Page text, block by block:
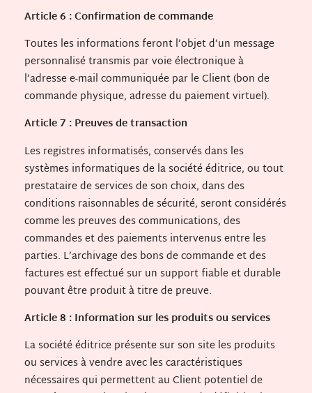
Article 6 : Confirmation de commande
Toutes les informations feront l’objet d’un message
personnalisé transmis par voie électronique à
l’adresse e-mail communiquée par le Client (bon de
commande physique, adresse du paiement virtuel).
Article 7 : Preuves de transaction
Les registres informatisés, conservés dans les
systèmes informatiques de la société éditrice, ou tout
prestataire de services de son choix, dans des
conditions raisonnables de sécurité, seront considérés
comme les preuves des communications, des
commandes et des paiements intervenus entre les
parties. L’archivage des bons de commande et des
factures est effectué sur un support fiable et durable
pouvant être produit à titre de preuve.
Article 8 : Information sur les produits ou services
La société éditrice présente sur son site les produits
ou services à vendre avec les caractéristiques
nécessaires qui permettent au Client potentiel de